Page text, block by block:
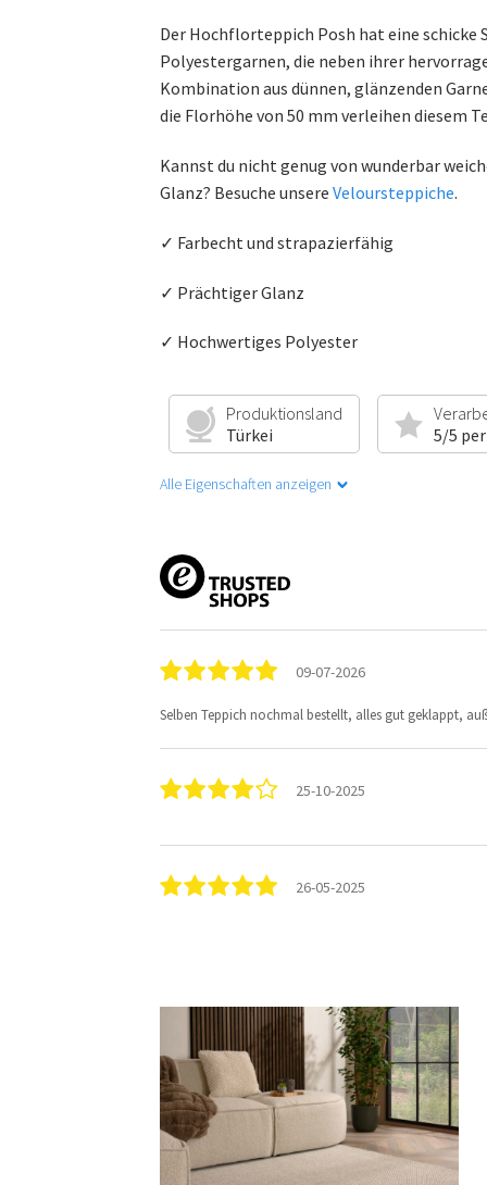
Der Hochflorteppich Posh hat eine
Polyestergarnen, die neben ihrer
Kombination aus dünnen, glänzenden
die Florhöhe von 50 mm verleihen diesem
Kannst du nicht genug von wunderbar
Glanz? Besuche unsere Veloursteppiche.
✓ Farbecht und strapazierfähig
✓ Prächtiger Glanz
✓ Hochwertiges Polyester
Produktionsland
Türkei
5/5
Alle Eigenschaften anzeigen
09-07-2026
Selben Teppich nochmal bestellt, alles gut geklappt,
25-10-2025
26-05-2025